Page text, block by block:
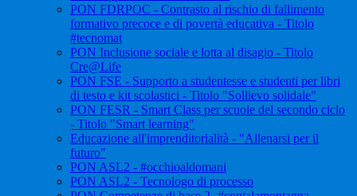
PON FDRPOC - Contrasto al rischio di fallimento
formativo precoce e di povertà educativa - Titolo
#tecnomat
PON Inclusione sociale e lotta al disagio - Titolo
Cre@Life
PON FSE - Supporto a studentesse e studenti per libri
di testo e kit scolastici - Titolo "Sollievo solidale"
PON FESR - Smart Class per scuole del secondo ciclo
- Titolo "Smart learning"
Educazione all'imprenditorialità - "Allenarsi per il
futuro"
PON ASL2 - #occhioaldomani
PON ASL2 - Tecnologo di processo